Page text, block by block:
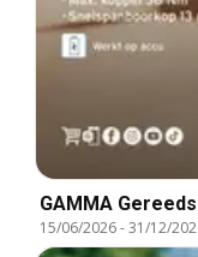
GAMMA
15/06/2026-31/12/